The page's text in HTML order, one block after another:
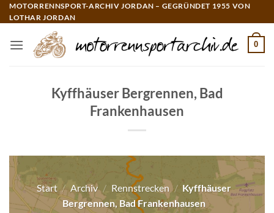
Zum
Inhalt
MOTORRENNSPORT-ARCHIV JORDAN – GEGRÜNDET 1955 VON
LOTHAR JORDAN
0
Kyffhäuser Bergrennen, Bad
Frankenhausen
Start / Archiv / Rennstrecken / Kyffhäuser
Bergrennen, Bad Frankenhausen